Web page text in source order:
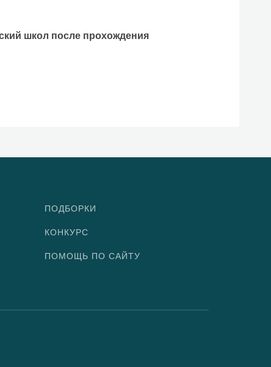
школ после прохождения
ПОДБОРКИ
КОНКУРС
ПОМОЩЬ ПО САЙТУ